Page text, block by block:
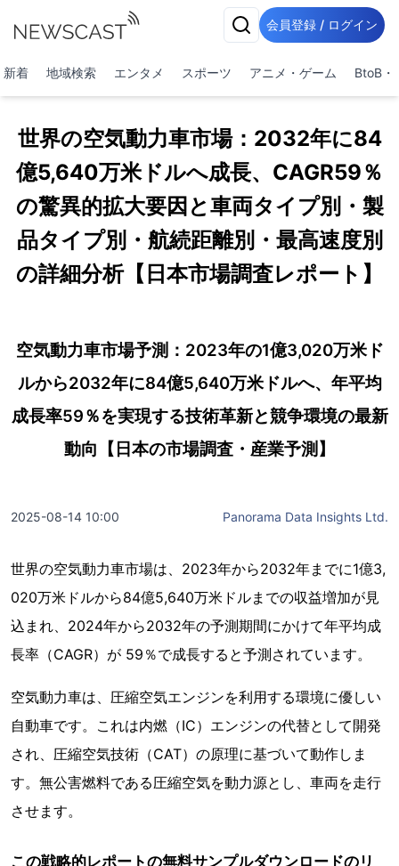
会員登録 / ログイン
新着 地域検索 エンタメ スポーツ アニメ・ゲーム BtoB・
世界の空気動力車市場：2032年に84
億5,640万米ドルへ成長、CAGR59％
の驚異的拡大要因と車両タイプ別・製
品タイプ別・航続距離別・最高速度別
の詳細分析【日本市場調査レポート】
空気動力車市場予測：2023年の1億3,020万米ド
ルから2032年に84億5,640万米ドルへ、年平均
成長率59％を実現する技術革新と競争環境の最新
動向【日本の市場調査・産業予測】
2025-08-14 10:00 Panorama Data Insights Ltd.
世界の空気動力車市場は、2023年から2032年までに1億3,
020万米ドルから84億5,640万米ドルまでの収益増加が見
込まれ、2024年から2032年の予測期間にかけて年平均成
長率（CAGR）が 59％で成長すると予測されています。
空気動力車は、圧縮空気エンジンを利用する環境に優しい
自動車です。これは内燃（IC）エンジンの代替として開発
され、圧縮空気技術（CAT）の原理に基づいて動作しま
す。無公害燃料である圧縮空気を動力源とし、車両を走行
させます。
この戦略的レポートの無料サンプルダウンロードのリ